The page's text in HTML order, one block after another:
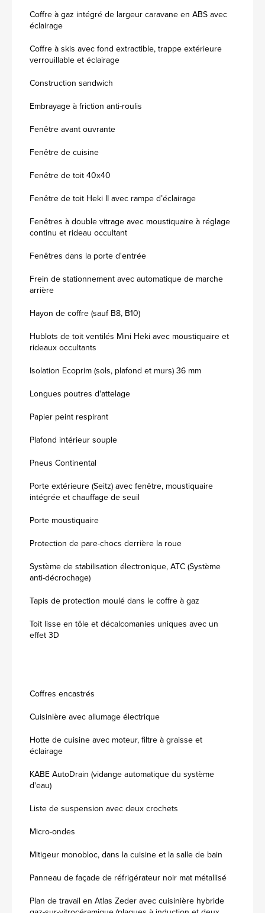
Coffre à gaz intégré de largeur caravane en ABS avec
éclairage
Coffre à skis avec fond extractible, trappe extérieure
verrouillable et éclairage
Construction sandwich
Embrayage à friction anti-roulis
Fenêtre avant ouvrante
Fenêtre de cuisine
Fenêtre de toit 40x40
Fenêtre de toit Heki II avec rampe d’éclairage
Fenêtres à double vitrage avec moustiquaire à réglage
continu et rideau occultant
Fenêtres dans la porte d'entrée
Frein de stationnement avec automatique de marche
arrière
Hayon de coffre (sauf B8, B10)
Hublots de toit ventilés Mini Heki avec moustiquaire et
rideaux occultants
Isolation Ecoprim (sols, plafond et murs) 36 mm
Longues poutres d'attelage
Papier peint respirant
Plafond intérieur souple
Pneus Continental
Porte extérieure (Seitz) avec fenêtre, moustiquaire
intégrée et chauffage de seuil
Porte moustiquaire
Protection de pare-chocs derrière la roue
Système de stabilisation électronique, ATC (Système
anti-décrochage)
Tapis de protection moulé dans le coffre à gaz
Toit lisse en tôle et décalcomanies uniques avec un
effet 3D
Coffres encastrés
Cuisinière avec allumage électrique
Hotte de cuisine avec moteur, filtre à graisse et
éclairage
KABE AutoDrain (vidange automatique du système
d'eau)
Liste de suspension avec deux crochets
Micro-ondes
Mitigeur monobloc, dans la cuisine et la salle de bain
Panneau de façade de réfrigérateur noir mat métallisé
Plan de travail en Atlas Zeder avec cuisinière hybride